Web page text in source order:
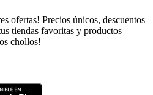
ofertas! Precios únicos, descuentos
tiendas favoritas y productos
chollos!